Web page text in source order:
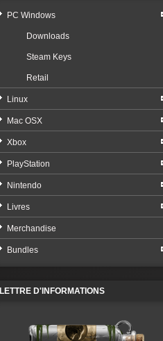
PC Windows
Downloads
Steam Keys
Retail
Linux
Mac OSX
Xbox
PlayStation
Nintendo
Livres
Merchandise
Bundles
LETTRE D'INFORMATIONS